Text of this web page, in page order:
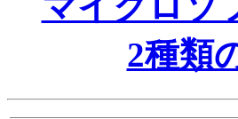
2種類